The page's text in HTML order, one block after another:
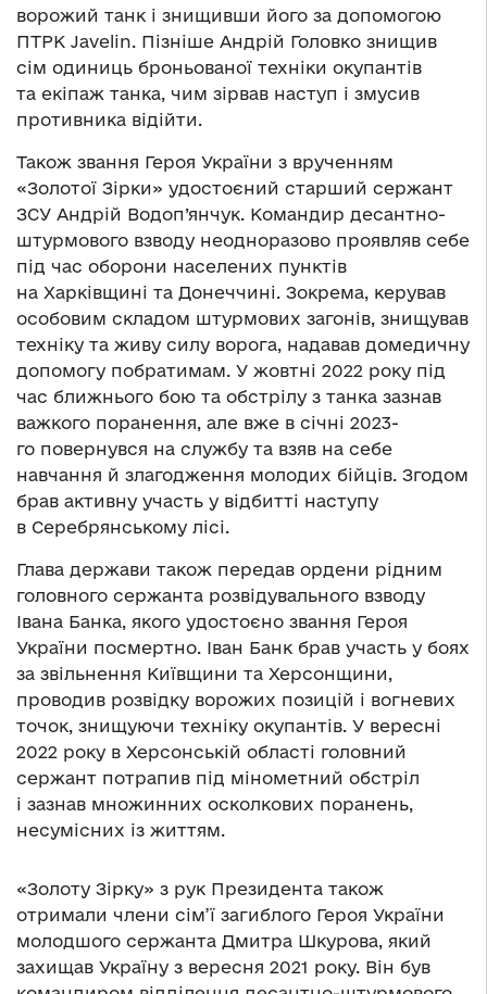
ворожий танк і знищивши його за допомогою
ПТРК Javelin. Пізніше Андрій Головко знищив
сім одиниць броньованої техніки окупантів
та екіпаж танка, чим зірвав наступ і змусив
противника відійти.
Також звання Героя України з врученням
«Золотої Зірки» удостоєний старший сержант
ЗСУ Андрій Водоп’янчук. Командир десантно-
штурмового взводу неодноразово проявляв себе
під час оборони населених пунктів
на Харківщині та Донеччині. Зокрема, керував
особовим складом штурмових загонів, знищував
техніку та живу силу ворога, надавав домедичну
допомогу побратимам. У жовтні 2022 року під
час ближнього бою та обстрілу з танка зазнав
важкого поранення, але вже в січні 2023-
го повернувся на службу та взяв на себе
навчання й злагодження молодих бійців. Згодом
брав активну участь у відбитті наступу
в Серебрянському лісі.
Глава держави також передав ордени рідним
головного сержанта розвідувального взводу
Івана Банка, якого удостоєно звання Героя
України посмертно. Іван Банк брав участь у боях
за звільнення Київщини та Херсонщини,
проводив розвідку ворожих позицій і вогневих
точок, знищуючи техніку окупантів. У вересні
2022 року в Херсонській області головний
сержант потрапив під мінометний обстріл
і зазнав множинних осколкових поранень,
несумісних із життям.
«Золоту Зірку» з рук Президента також
отримали члени сім’ї загиблого Героя України
молодшого сержанта Дмитра Шкурова, який
захищав Україну з вересня 2021 року. Він був